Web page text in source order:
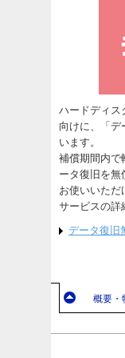
ハードディス
向けに、「デ
います。
補償期間内で
ータ復旧を無
お使いいただ
サービスの詳
データ復旧
概要・